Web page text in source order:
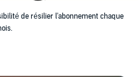
de résilier l'abonnement chaque